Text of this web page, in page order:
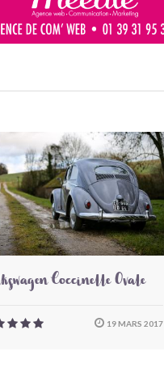
Coccinelle Ovale
19 MARS 2017